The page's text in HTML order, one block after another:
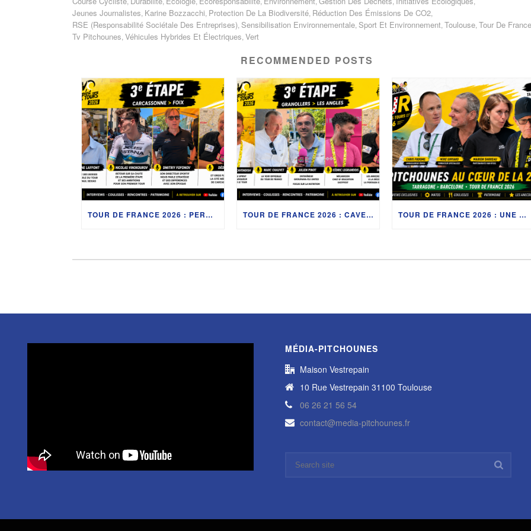
Jeunes Journalistes, Karine Bozzacchi, Protection De La Biodiversité, Réduction Des Émissions De CO2,
RSE (Responsabilité Sociétale Des Entreprises),Sensibilisation Environnementale,Sport Et Environnement,Toulouse,Tour De France
Tv Pitchounes,Véhicules Hybrides Et Électriques,Vert
RECOMMENDED POSTS
TOUR DE FRANCE 2026 : PERRINE LAFFONT, ASTANA ET LA CITÉ DE CARCASSONNE À L’HONNEUR TOUR DE FRANCE 2026 : CAVENDISH, JULIEN PINOT, MARC CHAVET ET LES COULISSES DE LA 3ᵉ ÉTAPE TOUR DE FRANCE 2026 : UNE DEUXIÈME JOURNÉE EXCEPTIONNELLE ENTRE TARRAGONE ET BARCELONE
MÉDIA-PITCHOUNES
Maison Vestrepain
10 Rue Vestrepain 31100 Toulouse
06 26 21 56 54
contact@media-pitchounes.fr